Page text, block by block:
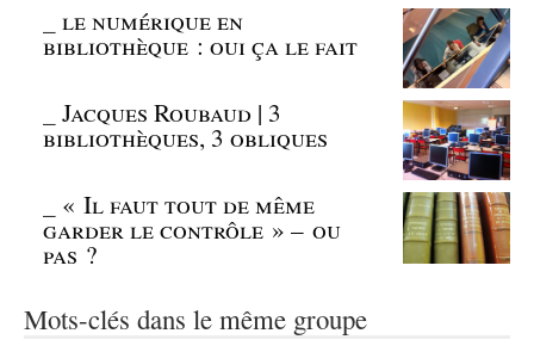
_le numérique en
bibliothèque : oui ça le fait
_Jacques Roubaud | 3
bibliothèques, 3 obliques
« Il faut tout de même
garder le contrôle » – ou
pas ?
Mots-clés dans le même groupe